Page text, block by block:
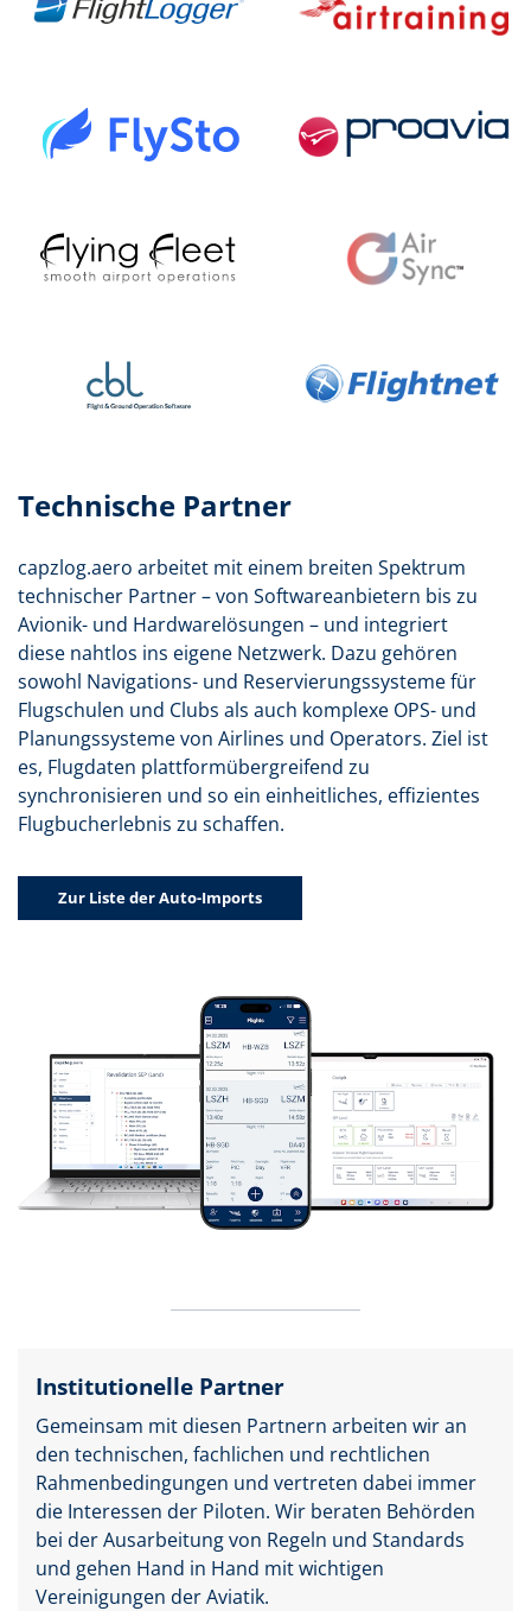
Technische Partner
capzlog.aero arbeitet mit einem breiten Spektrum
technischer Partner – von Softwareanbietern bis zu
Avionik- und Hardwarelösungen – und integriert
diese nahtlos ins eigene Netzwerk. Dazu gehören
sowohl Navigations- und Reservierungssysteme für
Flugschulen und Clubs als auch komplexe OPS- und
Planungssysteme von Airlines und Operators. Ziel ist
es, Flugdaten plattformübergreifend zu
synchronisieren und so ein einheitliches, effizientes
Flugbucherlebnis zu schaffen.
Zur Liste der Auto-Imports
Institutionelle Partner
Gemeinsam mit diesen Partnern arbeiten wir an
den technischen, fachlichen und rechtlichen
Rahmenbedingungen und vertreten dabei immer
die Interessen der Piloten. Wir beraten Behörden
bei der Ausarbeitung von Regeln und Standards
und gehen Hand in Hand mit wichtigen
Vereinigungen der Aviatik.